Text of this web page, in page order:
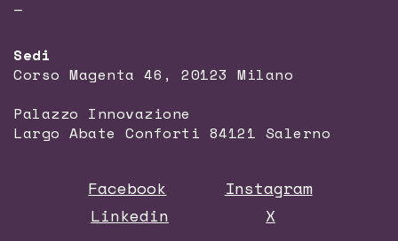
—
Sedi
Corso Magenta 46, 20123 Milano
Palazzo Innovazione
Largo Abate Conforti 84121 Salerno
Facebook
Instagram
Linkedin
X